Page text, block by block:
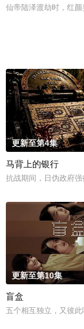
皇城司，梁山与方
平王朝有史以来个
仙帝陆泽渡劫时，红
家蒙羞，张謇虽高
更新至第4集
马背上的银行
抗战期间，日伪政府
，在艰苦环境中长
在无普及监控、无
更新至第10集
盲盒
五个相互独立，又彼